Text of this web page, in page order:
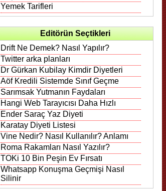
Yemek Tarifleri
Editörün Seçtikleri
Drift Ne Demek? Nasıl Yapılır?
Twitter arka planları
Dr Gürkan Kubilay Kimdir Diyetleri
Aöf Kredili Sistemde Sınıf Geçme
Sarımsak Yutmanın Faydaları
Hangi Web Tarayıcısı Daha Hızlı
Ender Saraç Yaz Diyeti
Karatay Diyeti Listesi
Vine Nedir? Nasıl Kullanılır? Anlamı
Roma Rakamları Nasıl Yazılır?
TOKi 10 Bin Peşin Ev Fırsatı
Whatsapp Konuşma Geçmişi Nasıl
Silinir